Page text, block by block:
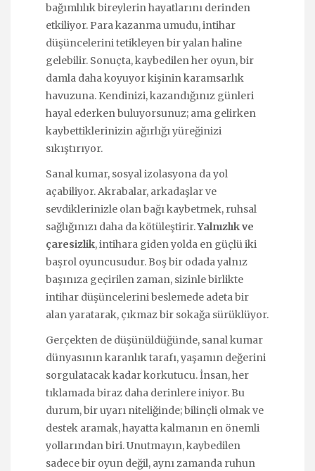
bağımlılık bireylerin hayatlarını derinden
etkiliyor. Para kazanma umudu, intihar
düşüncelerini tetikleyen bir yalan haline
gelebilir. Sonuçta, kaybedilen her oyun, bir
damla daha koyuyor kişinin karamsarlık
havuzuna. Kendinizi, kazandığınız günleri
hayal ederken buluyorsunuz; ama gelirken
kaybettiklerinizin ağırlığı yüreğinizi
sıkıştırıyor.
Sanal kumar, sosyal izolasyona da yol
açabiliyor. Akrabalar, arkadaşlar ve
sevdiklerinizle olan bağı kaybetmek, ruhsal
sağlığınızı daha da kötüleştirir.Yalnızlık ve
çaresizlik, intihara giden yolda en güçlü iki
başrol oyuncusudur. Boş bir odada yalnız
başınıza geçirilen zaman, sizinle birlikte
intihar düşüncelerini beslemede adeta bir
alan yaratarak, çıkmaz bir sokağa sürüklüyor.
Gerçekten de düşünüldüğünde, sanal kumar
dünyasının karanlık tarafı, yaşamın değerini
sorgulatacak kadar korkutucu. İnsan, her
tıklamada biraz daha derinlere iniyor. Bu
durum, bir uyarı niteliğinde; bilinçli olmak ve
destek aramak, hayatta kalmanın en önemli
yollarından biri. Unutmayın, kaybedilen
sadece bir oyun değil, aynı zamanda ruhun